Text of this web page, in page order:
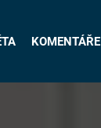
KOMENTÁŘE